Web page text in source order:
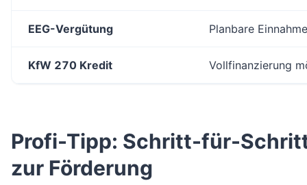
EEG-Vergütung Planbare
KfW 270 Kredit Vollfinanzierung
Profi-Tipp: Schritt-für-
zur Förderung